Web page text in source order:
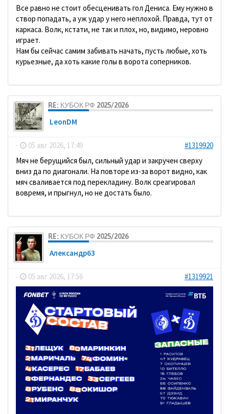
Все равно не стоит обесценивать гол Дениса. Ему нужно в
створ попадать, а уж удар у него неплохой. Правда, тут от
каркаса. Волк, кстати, не так и плох, но, видимо, неровно
играет.
Нам бы сейчас самим забивать начать, пусть любые, хоть
курьезные, да хоть какие голы в ворота соперников.
RE: КУБОК РФ 2025/2026
LeonDM
- 05 авг 2026, 17:49
#1319920
Мяч не берущийся был, сильный удар и закручен сверху
вниз да по диагонали. На повторе из-за ворот видно, как
мяч сваливается под перекладину. Волк среагировал
вовремя, и прыгнул, но не достать было.
RE: КУБОК РФ 2025/2026
Александр63
- 05 авг 2026, 17:56 #1319921